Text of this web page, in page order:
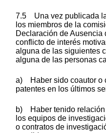
7.5 Una vez publicada
los miembros de la
Declaración de Ausencia
conflicto de interés
alguna de las siguientes
alguna de las personas
a) Haber sido coautor o
patentes en los últimos
b) Haber tenido relación
los equipos de
o contratos de